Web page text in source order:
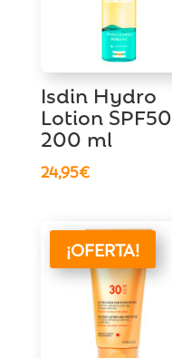
Isdin Hydro
Lotion SPF50
200 ml
24,95€
¡OFERTA!